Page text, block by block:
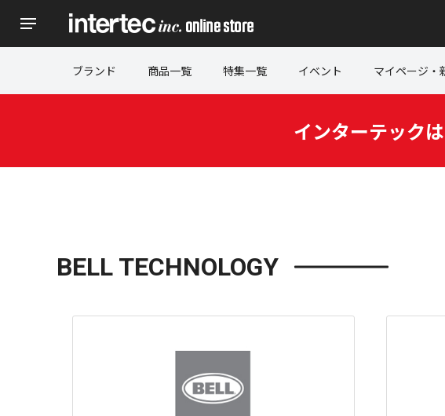
ブランド 商品一覧 特集一覧 イベント マイページ・
インターテック
BELL TECHNOLOGY